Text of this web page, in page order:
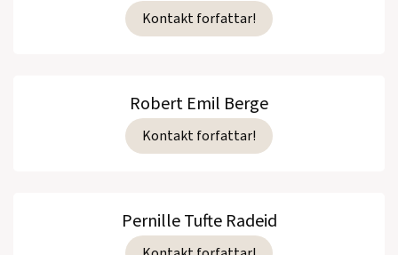
Kontakt forfattar!
Robert Emil Berge
Kontakt forfattar!
Pernille Tufte Radeid